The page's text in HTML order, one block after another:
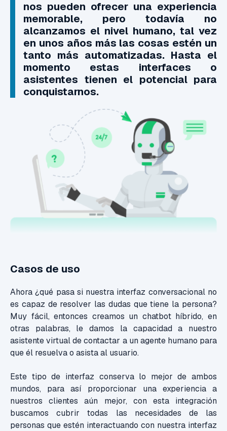
nos pueden ofrecer una experiencia
memorable, pero todavía no
alcanzamos el nivel humano, tal vez
en unos años más las cosas estén un
tanto más automatizadas. Hasta el
momento estas interfaces o
asistentes tienen el potencial para
conquistarnos.
Casos de uso
Ahora ¿qué pasa si nuestra interfaz conversacional no
es capaz de resolver las dudas que tiene la persona?
Muy fácil, entonces creamos un chatbot híbrido, en
otras palabras, le damos la capacidad a nuestro
asistente virtual de contactar a un agente humano para
que él resuelva o asista al usuario.
Este tipo de interfaz conserva lo mejor de ambos
mundos, para así proporcionar una experiencia a
nuestros clientes aún mejor, con esta integración
buscamos cubrir todas las necesidades de las
personas que estén interactuando con nuestra interfaz